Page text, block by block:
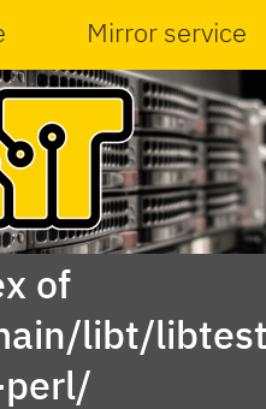
Mirror service
of
libt/